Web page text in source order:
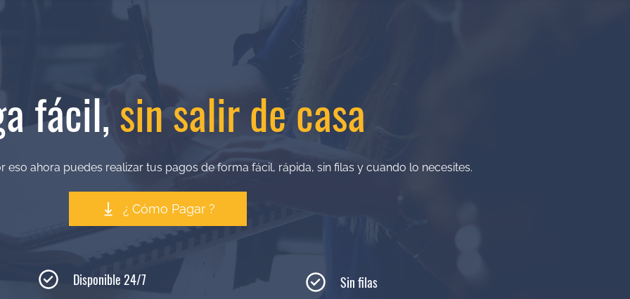
fácil,sin salir de casa
eso ahora puedes realizar tus pagos de forma fácil, rápida, sin filas y cuando lo necesites.
¿ Cómo Pagar ?
Disponible 24/7 Sin filas